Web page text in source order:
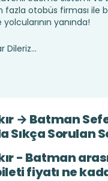
fazla otobüs firması ile
yanında!
Dileriz...
→ Batman
Sıkça Sorulan
- Batman
fiyatı ne